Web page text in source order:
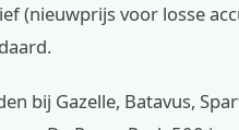
(nieuwprijs voor losse
bij Gazelle, Batavus,